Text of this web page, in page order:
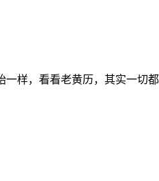
样，看看老黄历，其实一切